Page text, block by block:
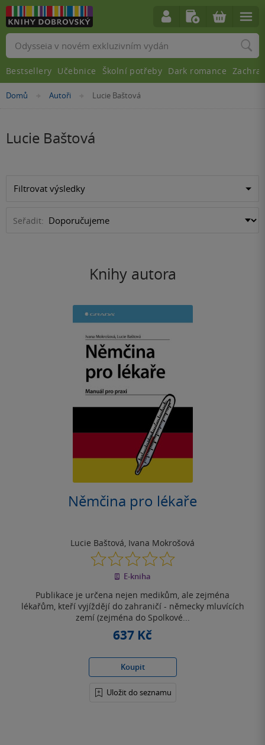
Nacházíte
Domů »Autoři »
Lucie Baštová
Lucie Baštová
Filtrovat výsledky
Seřadit:
Knihy autora
Němčina pro lékaře
Lucie Baštová, Ivana Mokrošová
0.0
z
5
E-kniha
Publikace je určena nejen medikům, ale zejména
lékařům, kteří vyjíždějí do zahraničí - německy mluvících
zemí (zejména do Spolkové...
637 Kč
Koupit
Uložit do seznamu
Vyhledávání
Bestsellery Učebnice Školní potřeby Dark romance